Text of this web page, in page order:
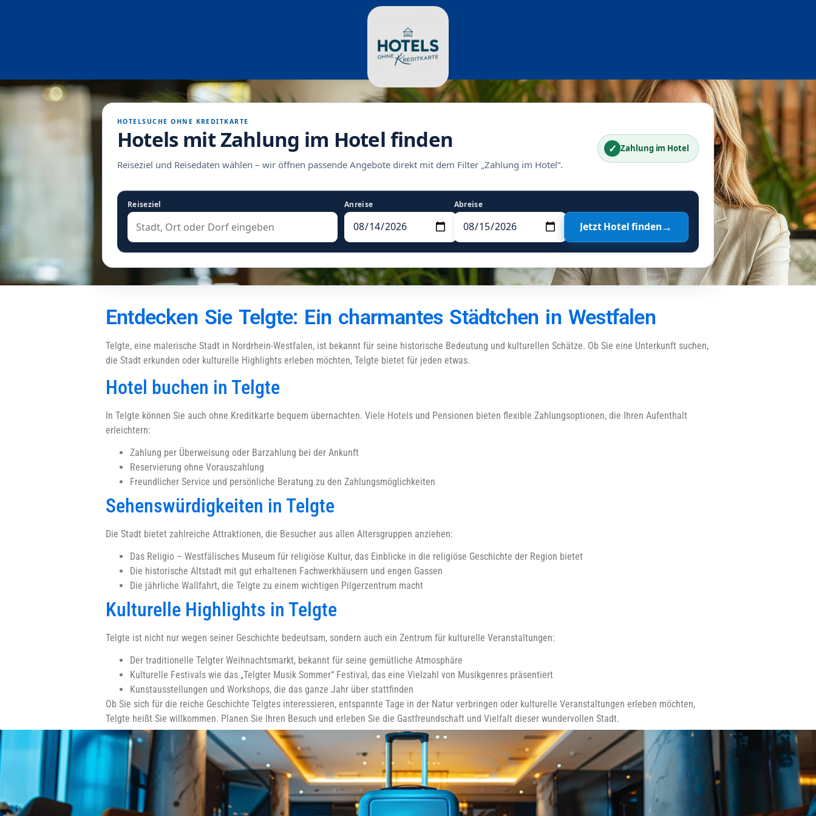
HOTELSUCHE OHNE KREDITKARTE
Hotels mit Zahlung im Hotel finden
Reiseziel und Reisedaten wählen – wir öffnen passende Angebote direkt mit dem Filter „Zahlung im Hotel“.
✓ Zahlung im Hotel
Reiseziel Anreise Abreise
Jetzt Hotel finden→
Entdecken Sie Telgte: Ein charmantes Städtchen in Westfalen
Telgte, eine malerische Stadt in Nordrhein-Westfalen, ist bekannt für seine historische Bedeutung und kulturellen Schätze. Ob Sie eine Unterkunft suchen,
die Stadt erkunden oder kulturelle Highlights erleben möchten, Telgte bietet für jeden etwas.
Hotel buchen in Telgte
In Telgte können Sie auch ohne Kreditkarte bequem übernachten. Viele Hotels und Pensionen bieten flexible Zahlungsoptionen, die Ihren Aufenthalt
erleichtern:
Zahlung per Überweisung oder Barzahlung bei der Ankunft
Reservierung ohne Vorauszahlung
Freundlicher Service und persönliche Beratung zu den Zahlungsmöglichkeiten
Sehenswürdigkeiten in Telgte
Die Stadt bietet zahlreiche Attraktionen, die Besucher aus allen Altersgruppen anziehen:
Das Religio – Westfälisches Museum für religiöse Kultur, das Einblicke in die religiöse Geschichte der Region bietet
Die historische Altstadt mit gut erhaltenen Fachwerkhäusern und engen Gassen
Die jährliche Wallfahrt, die Telgte zu einem wichtigen Pilgerzentrum macht
Kulturelle Highlights in Telgte
Telgte ist nicht nur wegen seiner Geschichte bedeutsam, sondern auch ein Zentrum für kulturelle Veranstaltungen:
Der traditionelle Telgter Weihnachtsmarkt, bekannt für seine gemütliche Atmosphäre
Kulturelle Festivals wie das „Telgter Musik Sommer“ Festival, das eine Vielzahl von Musikgenres präsentiert
Kunstausstellungen und Workshops, die das ganze Jahr über stattfinden
Ob Sie sich für die reiche Geschichte Telgtes interessieren, entspannte Tage in der Natur verbringen oder kulturelle Veranstaltungen erleben möchten,
Telgte heißt Sie willkommen. Planen Sie Ihren Besuch und erleben Sie die Gastfreundschaft und Vielfalt dieser wundervollen Stadt.